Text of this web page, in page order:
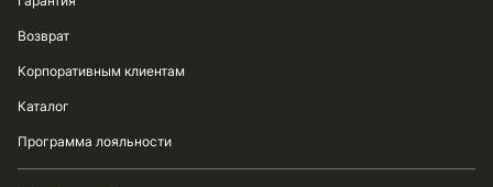
Возврат
Корпоративным клиентам
Каталог
Программа лояльности